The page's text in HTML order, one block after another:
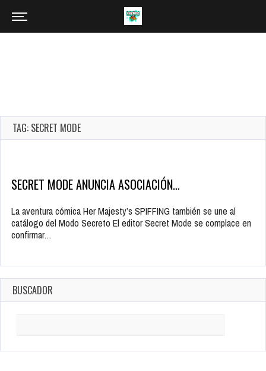
TAG: SECRET MODE
SECRET MODE ANUNCIA ASOCIACIÓN…
La aventura cómica Her Majesty’s SPIFFING también se une al
catálogo del Modo Secreto El editor Secret Mode se complace en
confirmar…
BUSCADOR